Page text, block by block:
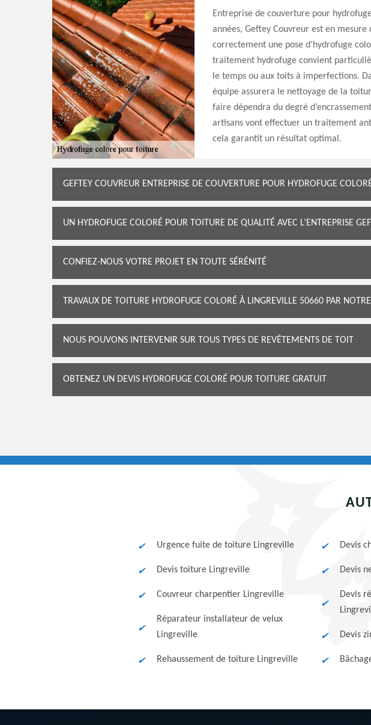
Entreprise de couverture pour
années, Geftey Couvreur est en
correctement une pose d’hydrofuge
traitement hydrofuge convient
le temps ou aux toits à imperfections.
équipe assurera le nettoyage de la
faire dépendra du degré
artisans vont effectuer un traitement
cela garantit un résultat optimal.
GEFTEY COUVREUR ENTREPRISE DE COUVERTURE POUR HYDROFUGE
UN HYDROFUGE COLORÉ POUR TOITURE DE QUALITÉ AVEC L’ENTREPRISE
CONFIEZ-NOUS VOTRE PROJET EN TOUTE SÉRÉNITÉ
TRAVAUX DE TOITURE HYDROFUGE COLORÉ À LINGREVILLE 50660 PAR
NOUS POUVONS INTERVENIR SUR TOUS TYPES DE REVÊTEMENTS DE TOIT
OBTENEZ UN DEVIS HYDROFUGE COLORÉ POUR TOITURE GRATUIT
Urgence fuite de toiture Lingreville
Devis toiture Lingreville
Couvreur charpentier Lingreville
Réparateur installateur de velux
Lingreville
Rehaussement de toiture Lingreville
Devis
Devis
Devis
Devis